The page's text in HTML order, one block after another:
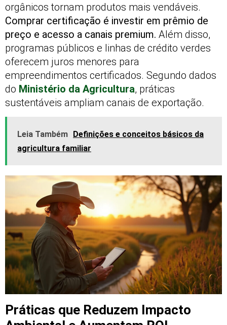
orgânicos tornam produtos mais vendáveis.
Comprar certificação é investir em prêmio de
preço e acesso a canais premium. Além disso,
programas públicos e linhas de crédito verdes
oferecem juros menores para
empreendimentos certificados. Segundo dados
do Ministério da Agricultura, práticas
sustentáveis ampliam canais de exportação.
Leia Também
Definições e conceitos básicos da
agricultura familiar
Práticas que Reduzem Impacto